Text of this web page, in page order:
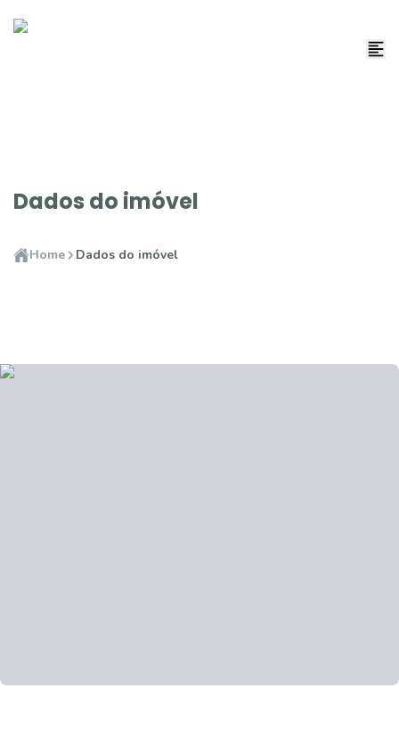
Dados do imóvel
Home Dados do imóvel